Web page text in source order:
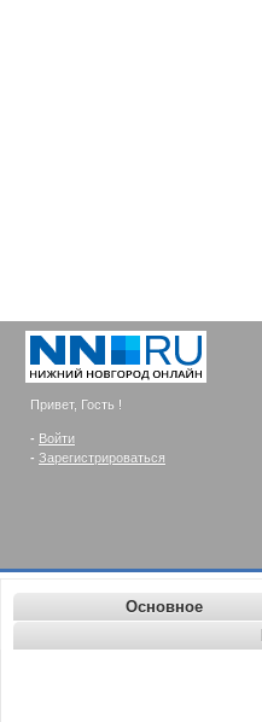
Привет, Гость !
- Войти
- Зарегистрироваться
Основное